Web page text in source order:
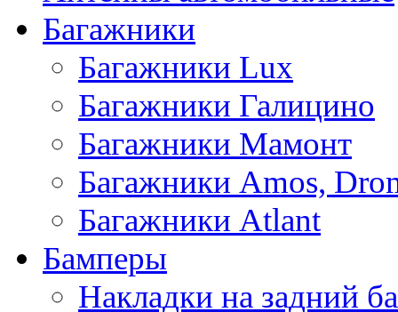
Багажники
Багажники Lux
Багажники Галицино
Багажники Мамонт
Багажники Amos,
Багажники Atlant
Бамперы
Накладки на задний